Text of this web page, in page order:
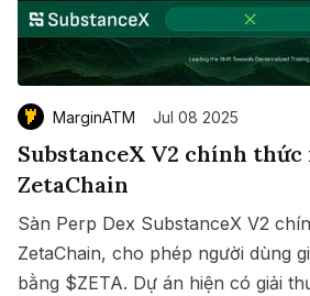
MarginATM Jul 08 2025
SubstanceX V2 chính
ZetaChain
Sàn Perp Dex SubstanceX V2
ZetaChain, cho phép người dùng
bằng $ZETA. Dự án hiện có giải